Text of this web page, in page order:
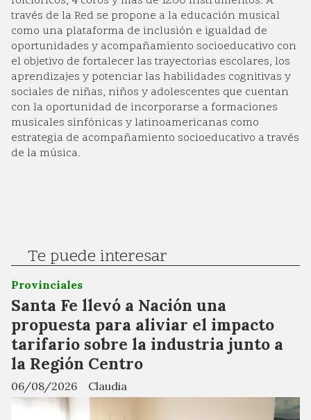
través de la Red se propone a la educación musical
como una plataforma de inclusión e igualdad de
oportunidades y acompañamiento socioeducativo con
el objetivo de fortalecer las trayectorias escolares, los
aprendizajes y potenciar las habilidades cognitivas y
sociales de niñas, niños y adolescentes que cuentan
con la oportunidad de incorporarse a formaciones
musicales sinfónicas y latinoamericanas como
estrategia de acompañamiento socioeducativo a través
de la música.
Te puede interesar
Santa Fe llevó a Nación una
propuesta para aliviar el impacto
tarifario sobre la industria junto a
la Región Centro
Claudia
Provinciales
06/08/2026